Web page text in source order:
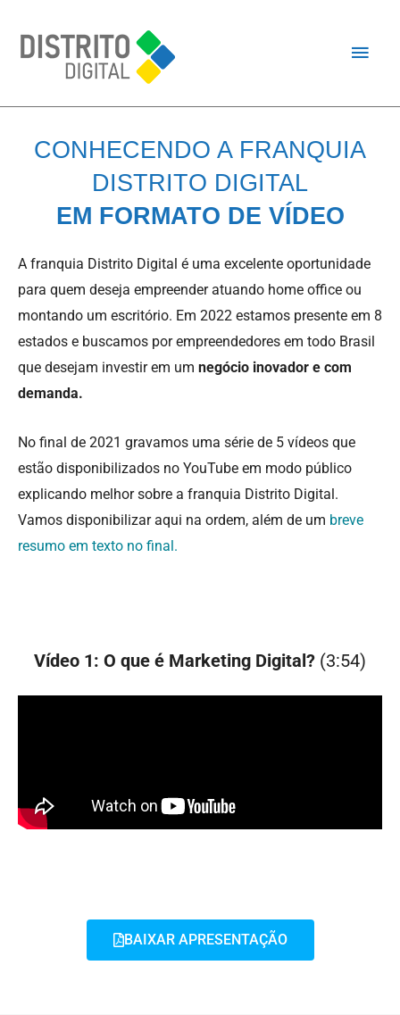
CONHECENDO A FRANQUIA
DISTRITO DIGITAL
EM FORMATO DE VÍDEO
A franquia Distrito Digital é uma excelente oportunidade
para quem deseja empreender atuando home office ou
montando um escritório. Em 2022 estamos presente em 8
estados e buscamos por empreendedores em todo Brasil
que desejam investir em um negócio inovador e com
demanda.
No final de 2021 gravamos uma série de 5 vídeos que
estão disponibilizados no YouTube em modo público
explicando melhor sobre a franquia Distrito Digital.
Vamos disponibilizar aqui na ordem, além de um breve
resumo em texto no final.
Vídeo 1: O que é Marketing Digital? (3:54)
BAIXAR APRESENTAÇÃO